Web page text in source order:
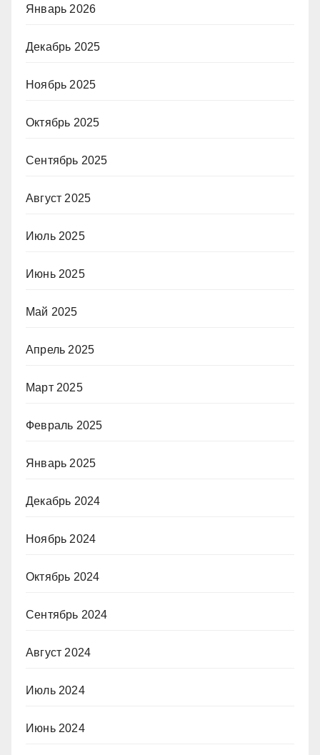
Январь 2026
Декабрь 2025
Ноябрь 2025
Октябрь 2025
Сентябрь 2025
Август 2025
Июль 2025
Июнь 2025
Май 2025
Апрель 2025
Март 2025
Февраль 2025
Январь 2025
Декабрь 2024
Ноябрь 2024
Октябрь 2024
Сентябрь 2024
Август 2024
Июль 2024
Июнь 2024